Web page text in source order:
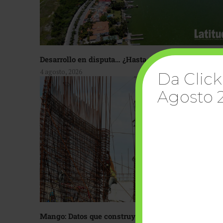
Desarrollo en disputa… ¿Hasta dónde crecer?
4 agosto, 2026
Mango: Datos que construyen confianza
Da
Agosto